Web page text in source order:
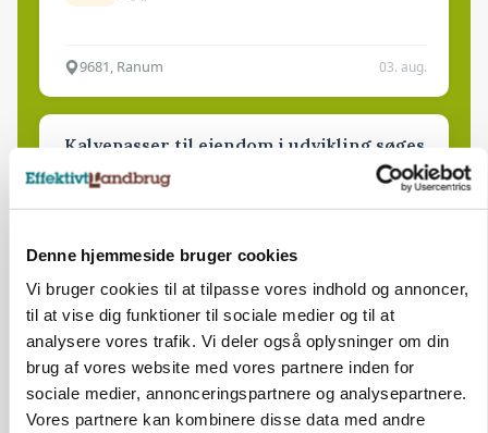
Denne hjemmeside bruger cookies
Vi bruger cookies til at tilpasse vores indhold og annoncer,
til at vise dig funktioner til sociale medier og til at
analysere vores trafik. Vi deler også oplysninger om din
brug af vores website med vores partnere inden for
sociale medier, annonceringspartnere og analysepartnere.
Vores partnere kan kombinere disse data med andre
9681, Ranum 03. aug.
Kalvepasser til ejendom i udvikling søges
Kalve
6392, Bolderslev
Leder til klimastald
Klimastald